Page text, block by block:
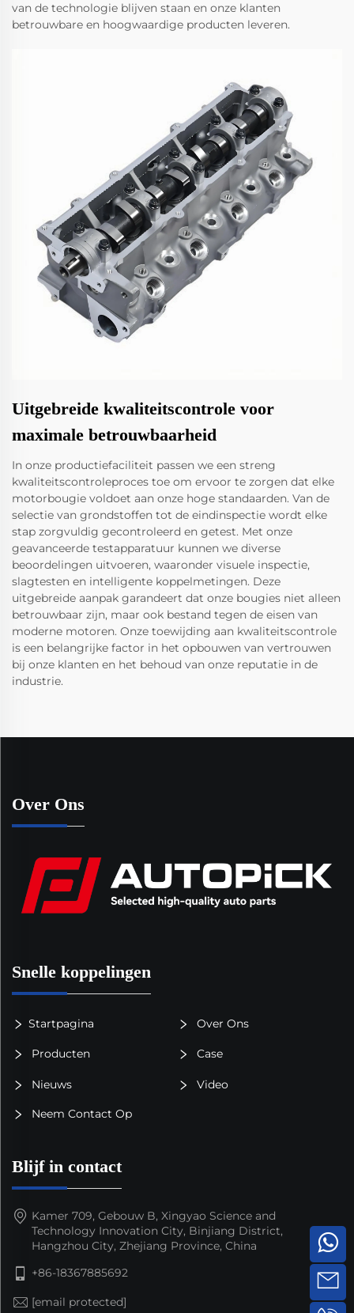
van de technologie blijven staan en onze klanten
betrouwbare en hoogwaardige producten leveren.
Uitgebreide kwaliteitscontrole voor
maximale betrouwbaarheid
In onze productiefaciliteit passen we een streng
kwaliteitscontroleproces toe om ervoor te zorgen dat elke
motorbougie voldoet aan onze hoge standaarden. Van de
selectie van grondstoffen tot de eindinspectie wordt elke
stap zorgvuldig gecontroleerd en getest. Met onze
geavanceerde testapparatuur kunnen we diverse
beoordelingen uitvoeren, waaronder visuele inspectie,
slagtesten en intelligente koppelmetingen. Deze
uitgebreide aanpak garandeert dat onze bougies niet alleen
betrouwbaar zijn, maar ook bestand tegen de eisen van
moderne motoren. Onze toewijding aan kwaliteitscontrole
is een belangrijke factor in het opbouwen van vertrouwen
bij onze klanten en het behoud van onze reputatie in de
industrie.
Over Ons
Snelle koppelingen
Startpagina Over Ons
Producten Case
Nieuws Video
Neem Contact Op
Blijf in contact
Kamer 709, Gebouw B, Xingyao Science and
Technology Innovation City, Binjiang District,
Hangzhou City, Zhejiang Province, China
+86-18367885692
[email protected]